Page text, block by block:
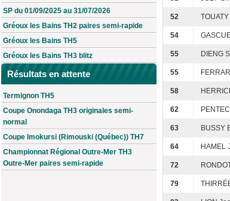
SP du 01/09/2025 au 31/07/2026
Gréoux les Bains TH2 paires semi-rapide
Gréoux les Bains TH5
Gréoux les Bains TH3 blitz
Résultats en attente
Termignon TH5
Coupe Onondaga TH3 originales semi-
normal
Coupe Imokursi (Rimouski (Québec)) TH7
Championnat Régional Outre-Mer TH3
Outre-Mer paires semi-rapide
52
54
55 DIENG
55
58
62
63 BUSSY
64 HAMEL
72
79